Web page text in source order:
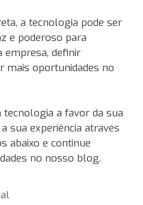
a tecnologia pode ser
e poderoso para
empresa, definir
mais oportunidades no
tecnologia a favor da sua
sua experiência através
abaixo e continue
no nosso blog.